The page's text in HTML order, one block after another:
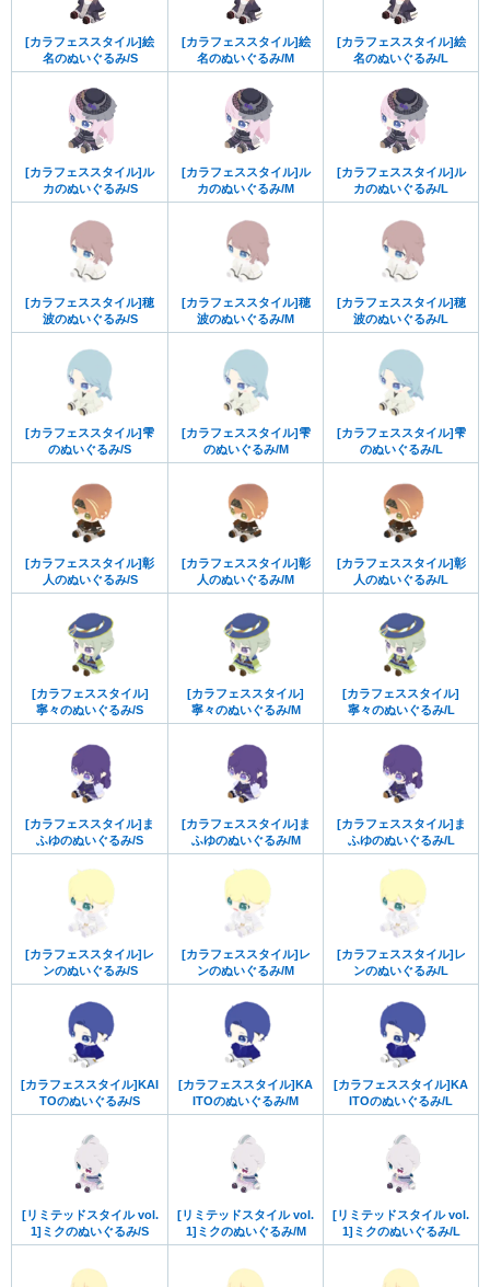
[カラフェススタイル]絵
名のぬいぐるみ/S
[カラフェススタイル]絵
名のぬいぐるみ/M
[カラフェススタイル]絵
名のぬいぐるみ/L
[カラフェススタイル]ル
カのぬいぐるみ/S
[カラフェススタイル]ル
カのぬいぐるみ/M
[カラフェススタイル]ル
カのぬいぐるみ/L
[カラフェススタイル]穂
波のぬいぐるみ/S
[カラフェススタイル]穂
波のぬいぐるみ/M
[カラフェススタイル]穂
波のぬいぐるみ/L
[カラフェススタイル]雫
のぬいぐるみ/S
[カラフェススタイル]雫
のぬいぐるみ/M
[カラフェススタイル]雫
のぬいぐるみ/L
[カラフェススタイル]彰
人のぬいぐるみ/S
[カラフェススタイル]彰
人のぬいぐるみ/M
[カラフェススタイル]彰
人のぬいぐるみ/L
[カラフェススタイル]
寧々のぬいぐるみ/S
[カラフェススタイル]
寧々のぬいぐるみ/M
[カラフェススタイル]
寧々のぬいぐるみ/L
[カラフェススタイル]ま
ふゆのぬいぐるみ/S
[カラフェススタイル]ま
ふゆのぬいぐるみ/M
[カラフェススタイル]ま
ふゆのぬいぐるみ/L
[カラフェススタイル]レ
ンのぬいぐるみ/S
[カラフェススタイル]レ
ンのぬいぐるみ/M
[カラフェススタイル]レ
ンのぬいぐるみ/L
[カラフェススタイル]KAI
TOのぬいぐるみ/S
[カラフェススタイル]KA
ITOのぬいぐるみ/M
[カラフェススタイル]KA
ITOのぬいぐるみ/L
[リミテッドスタイル vol.
1]ミクのぬいぐるみ/S
[リミテッドスタイル vol.
1]ミクのぬいぐるみ/M
[リミテッドスタイル vol.
1]ミクのぬいぐるみ/L